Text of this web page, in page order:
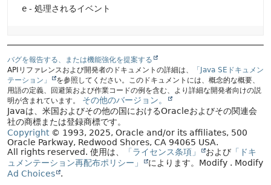
e - 処理されるイベント
バグを報告する、または機能強化を提案する
APIリファレンスおよび開発者のドキュメントの詳細は、
「Java SEドキュメン
テーション」
を参照してください。このドキュメントには、概念的な概要、
用語の定義、回避策および作業コードの例を含む、より詳細な開発者向けの説
明が含まれています。
その他のバージョン。
Javaは、米国およびその他の国におけるOracleおよびその関連会
社の商標または登録商標です。
Copyright© 1993, 2025, Oracle and/or its affiliates, 500
Oracle Parkway, Redwood Shores, CA 94065 USA.
All rights reserved. 使用は、 「ライセンス条項」 および 「ドキ
ュメンテーション再配布ポリシー」
によります。 Modify . Modify
Ad Choices
.